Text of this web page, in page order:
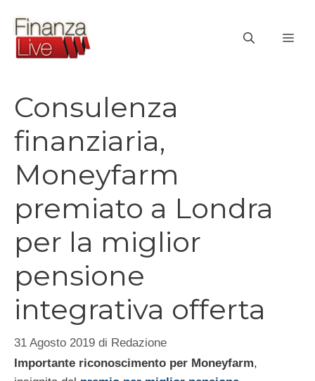
contenuto
Consulenza
finanziaria,
Moneyfarm
premiato a Londra
per la miglior
pensione
integrativa offerta
31 Agosto 2019 di Redazione
Importante riconoscimento per Moneyfarm,